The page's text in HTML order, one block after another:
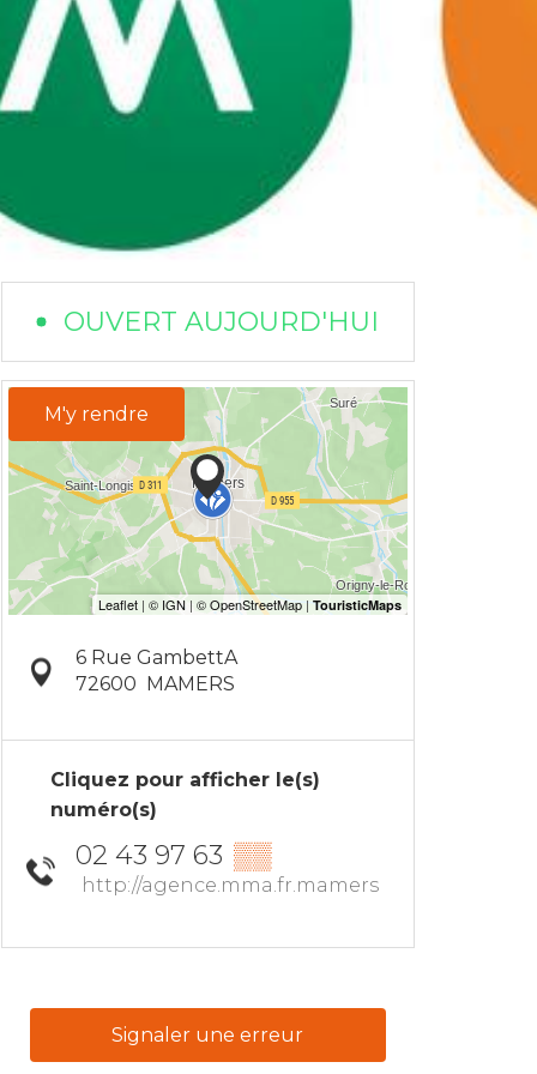
OUVERT AUJOURD'HUI
M'y rendre
6 Rue GambettA
72600
MAMERS
Cliquez pour afficher le(s)
numéro(s)
02 43 97 63 ▒▒
http://agence.mma.fr.mamers
Signaler une erreur